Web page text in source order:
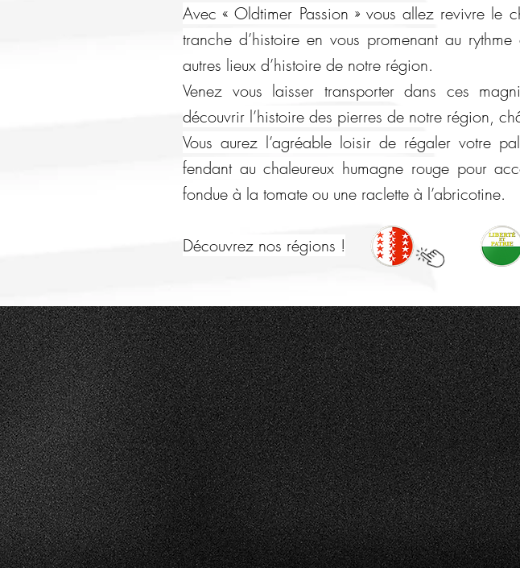
Avec « Oldtimer Passion » vous allez revivre le
tranche d’histoire en vous promenant au
autres lieux d’histoire de notre région.
Venez vous laisser transporter dans ces
découvrir l’histoire des pierres de notre région,
Vous aurez l’agréable loisir de régaler votre
fendant au chaleureux humagne rouge pour
fondue à la tomate ou une raclette à l’abricotine.
Découvrez nos régions !